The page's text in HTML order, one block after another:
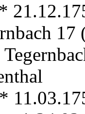
*
17
*